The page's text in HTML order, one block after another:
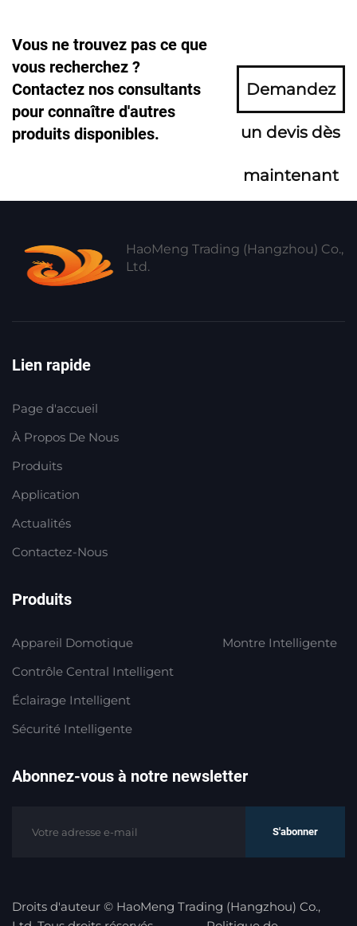
Vous ne trouvez pas ce que
vous recherchez ?
Contactez nos consultants
pour connaître d'autres
produits disponibles.
Demandez
un devis dès
maintenant
HaoMeng Trading (Hangzhou) Co.,
Ltd.
Lien rapide
Page d'accueil
À Propos De Nous
Produits
Application
Actualités
Contactez-Nous
Produits
Appareil Domotique
Contrôle Central Intelligent
Éclairage Intelligent
Sécurité Intelligente
Montre Intelligente
Abonnez-vous à notre newsletter
S'abonner
Droits d'auteur © HaoMeng Trading (Hangzhou) Co.,